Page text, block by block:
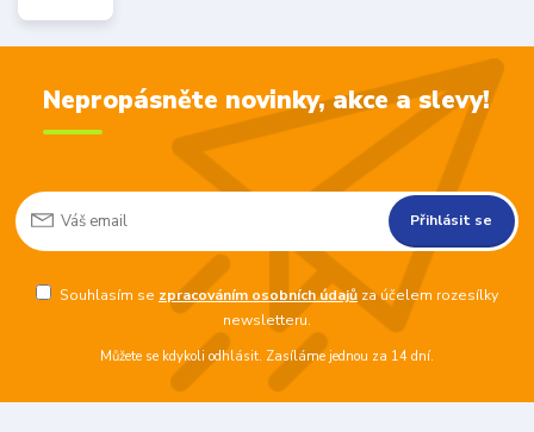
Nepropásněte novinky, akce a slevy!
Přihlásit se
Souhlasím se zpracováním osobních údajůza účelem rozesílky
newsletteru.
Můžete se kdykoli odhlásit. Zasíláme jednou za 14 dní.